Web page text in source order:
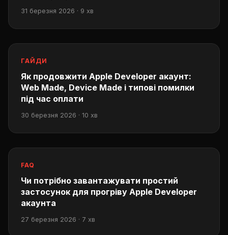
31 березня 2026 · 9 хв
ГАЙДИ
Як продовжити Apple Developer акаунт:
Web Made, Device Made і типові помилки
під час оплати
30 березня 2026 · 10 хв
FAQ
Чи потрібно завантажувати простий
застосунок для прогріву Apple Developer
акаунта
27 березня 2026 · 7 хв